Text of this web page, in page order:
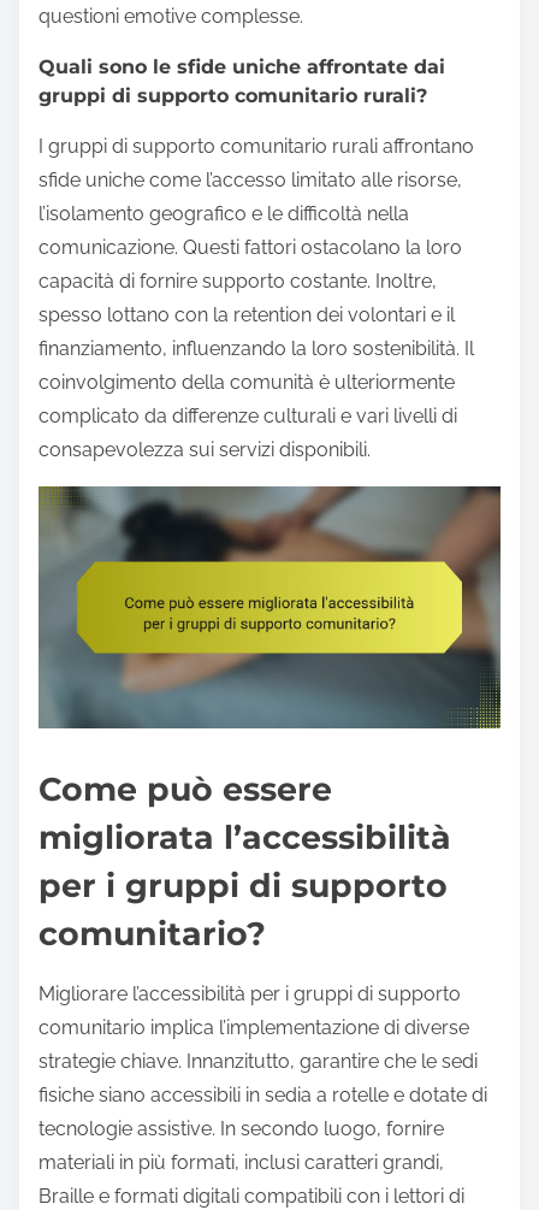
questioni emotive complesse.
Quali sono le sfide uniche affrontate dai
gruppi di supporto comunitario rurali?
I gruppi di supporto comunitario rurali affrontano
sfide uniche come l’accesso limitato alle risorse,
l’isolamento geografico e le difficoltà nella
comunicazione. Questi fattori ostacolano la loro
capacità di fornire supporto costante. Inoltre,
spesso lottano con la retention dei volontari e il
finanziamento, influenzando la loro sostenibilità. Il
coinvolgimento della comunità è ulteriormente
complicato da differenze culturali e vari livelli di
consapevolezza sui servizi disponibili.
Come può essere
migliorata l’accessibilità
per i gruppi di supporto
comunitario?
Migliorare l’accessibilità per i gruppi di supporto
comunitario implica l’implementazione di diverse
strategie chiave. Innanzitutto, garantire che le sedi
fisiche siano accessibili in sedia a rotelle e dotate di
tecnologie assistive. In secondo luogo, fornire
materiali in più formati, inclusi caratteri grandi,
Braille e formati digitali compatibili con i lettori di